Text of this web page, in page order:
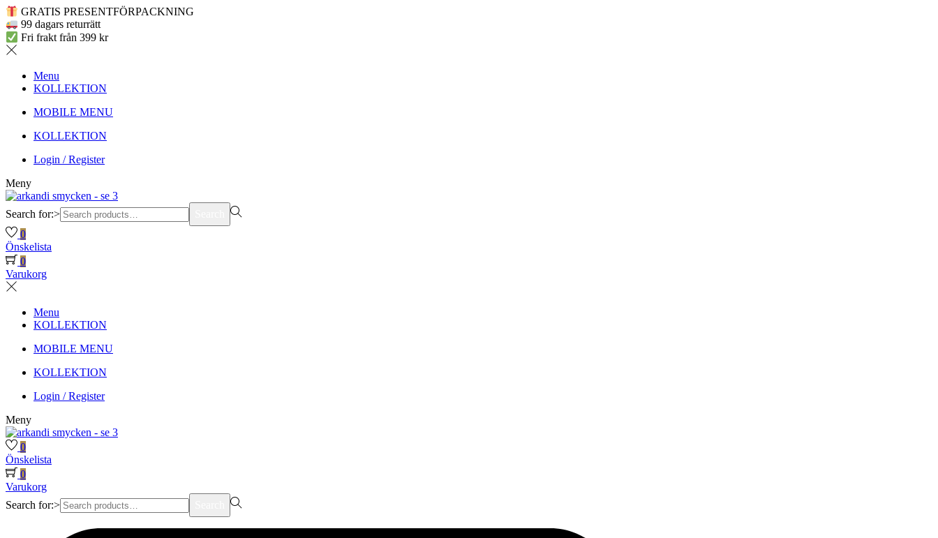
GRATIS PRESENTFÖRPACKNING
99 dagars returrätt
Fri frakt från 399 kr
Menu
KOLLEKTION
MOBILE MENU
KOLLEKTION
Login / Register
Meny
Search for:>
0
Önskelista
0
Varukorg
Menu
KOLLEKTION
MOBILE MENU
KOLLEKTION
Login / Register
Meny
0
Önskelista
0
Varukorg
Search for:>